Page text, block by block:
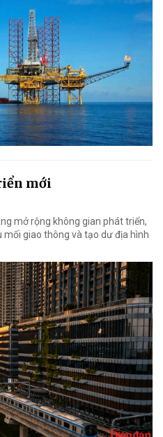
mới
mở rộng không gian phát triển,
mối giao thông và tạo dư địa hình